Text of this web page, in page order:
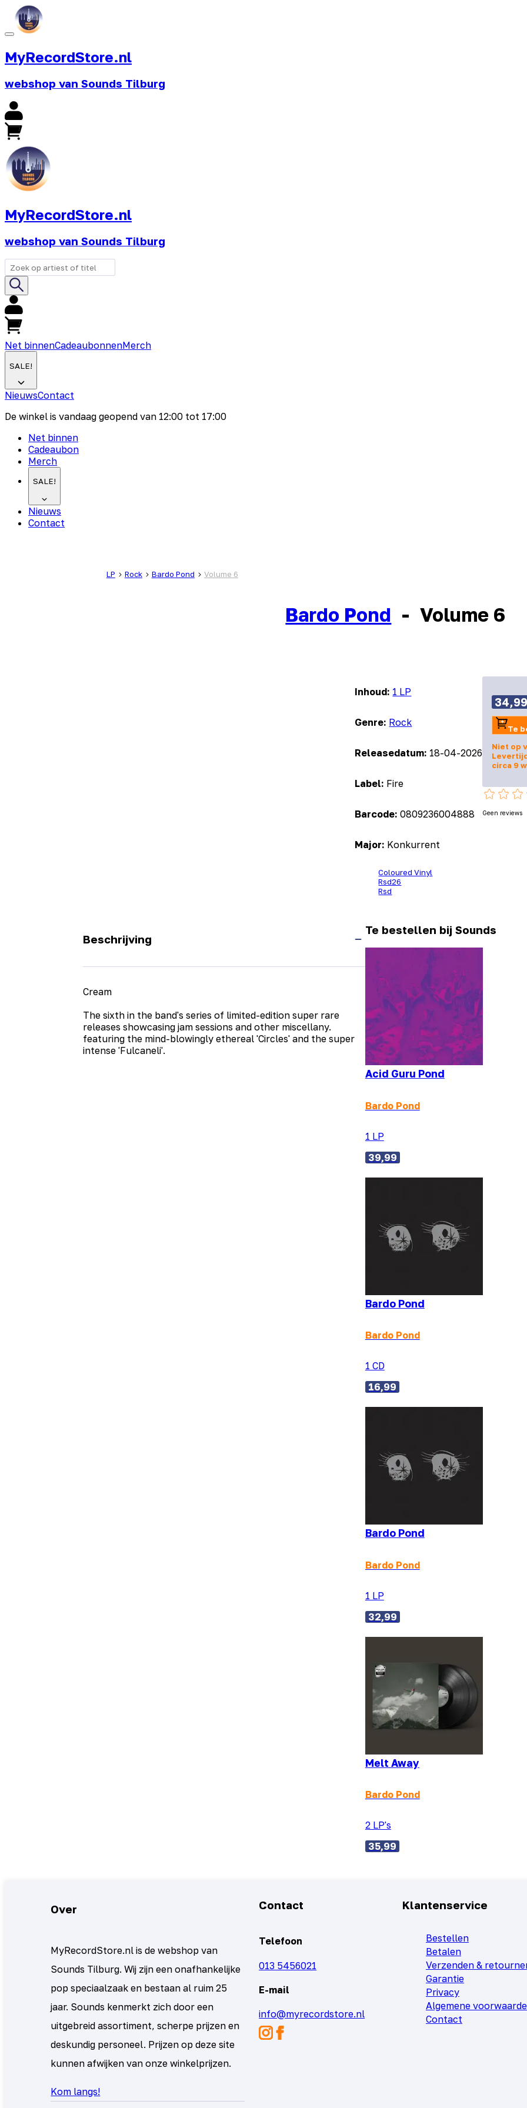
MyRecordStore.nl
webshop van Sounds Tilburg
MyRecordStore.nl
webshop van Sounds Tilburg
Net binnenCadeaubonnenMerch
SALE!
NieuwsContact
De winkel is vandaag geopend van 12:00 tot 17:00
Net binnen
Cadeaubon
Merch
SALE!
Nieuws
Contact
LP Rock Bardo Pond Volume 6
Bardo Pond - Volume 6
Inhoud: 1 LP
Genre: Rock
Releasedatum: 18-04-2026
Label: Fire
Barcode:0809236004888
Major: Konkurrent
Coloured Vinyl
Rsd26
Rsd
Te
Niet op
circa 9
Geen reviews
Beschrijving
Cream
The sixth in the band's series of limited-edition super rare
releases showcasing jam sessions and other miscellany.
featuring the mind-blowingly ethereal 'Circles' and the super
intense 'Fulcaneli'.
Te bestellen bij Sounds
Acid Guru Pond
Bardo Pond
1 LP
39,99
Bardo Pond
Bardo Pond
1 CD
16,99
Bardo Pond
Bardo Pond
1 LP
32,99
Melt Away
Bardo Pond
2 LP's
35,99
Over
MyRecordStore.nl is de webshop van
Sounds Tilburg. Wij zijn een onafhankelijke
pop speciaalzaak en bestaan al ruim 25
jaar. Sounds kenmerkt zich door een
uitgebreid assortiment, scherpe prijzen en
deskundig personeel. Prijzen op deze site
kunnen afwijken van onze winkelprijzen.
Kom langs!
Contact
Telefoon
013 5456021
E-mail
info@myrecordstore.nl
Klantenservice
Bestellen
Betalen
Verzenden &
Garantie
Privacy
Algemene
Contact